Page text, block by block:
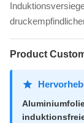
Product